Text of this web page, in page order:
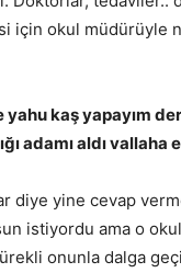
için okul müdürüyle
yahu kaş yapayım
adamı aldı vallaha
diye yine cevap
istiyordu ama o
onunla dalga